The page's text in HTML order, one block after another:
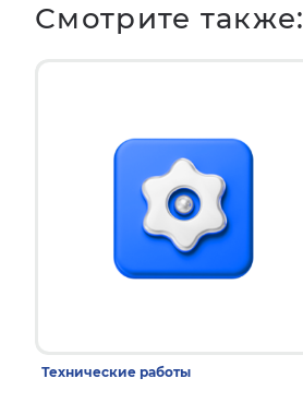
Смотрите также:
Технические работы